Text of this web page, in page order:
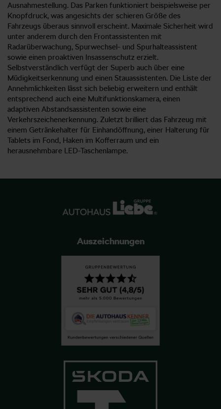
Ausnahmestellung. Das Parken funktioniert beispielsweise per
Knopfdruck, was angesichts der schieren Größe des
Fahrzeugs überaus sinnvoll erscheint. Maximale Sicherheit wird
unter anderem durch den Frontassistenten mit
Radarüberwachung, Spurwechsel- und Spurhalteassistent
sowie einen proaktiven Insassenschutz erzielt.
Selbstverständlich verfügt der Superb auch über eine
Müdigkeitserkennung und einen Stauassistenten. Die Liste der
Annehmlichkeiten lässt sich beliebig erweitern und enthält
entsprechend auch eine Multifunktionskamera, einen
adaptiven Abstandsassistenten sowie eine
Verkehrszeichenerkennung. Zuletzt brilliert das Fahrzeug mit
einem Getränkehalter für Einhandöffnung, einer Halterung für
Tablets im Fond, Haken im Kofferraum und ein
herausnehmbare LED-Taschenlampe.
Auszeichnungen